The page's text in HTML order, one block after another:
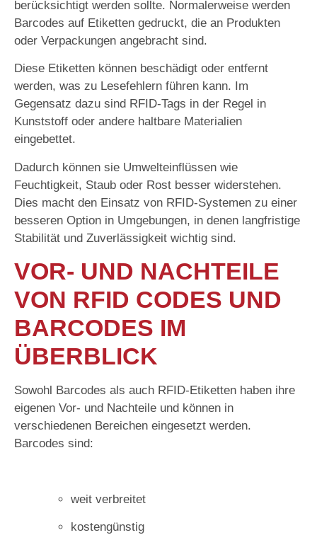
berücksichtigt werden sollte. Normalerweise werden
Barcodes auf Etiketten gedruckt, die an Produkten
oder Verpackungen angebracht sind.
Diese Etiketten können beschädigt oder entfernt
werden, was zu Lesefehlern führen kann. Im
Gegensatz dazu sind RFID-Tags in der Regel in
Kunststoff oder andere haltbare Materialien
eingebettet.
Dadurch können sie Umwelteinflüssen wie
Feuchtigkeit, Staub oder Rost besser widerstehen.
Dies macht den Einsatz von RFID-Systemen zu einer
besseren Option in Umgebungen, in denen langfristige
Stabilität und Zuverlässigkeit wichtig sind.
VOR- UND NACHTEILE
VON RFID CODES UND
BARCODES IM
ÜBERBLICK
Sowohl Barcodes als auch RFID-Etiketten haben ihre
eigenen Vor- und Nachteile und können in
verschiedenen Bereichen eingesetzt werden.
Barcodes sind:
weit verbreitet
kostengünstig